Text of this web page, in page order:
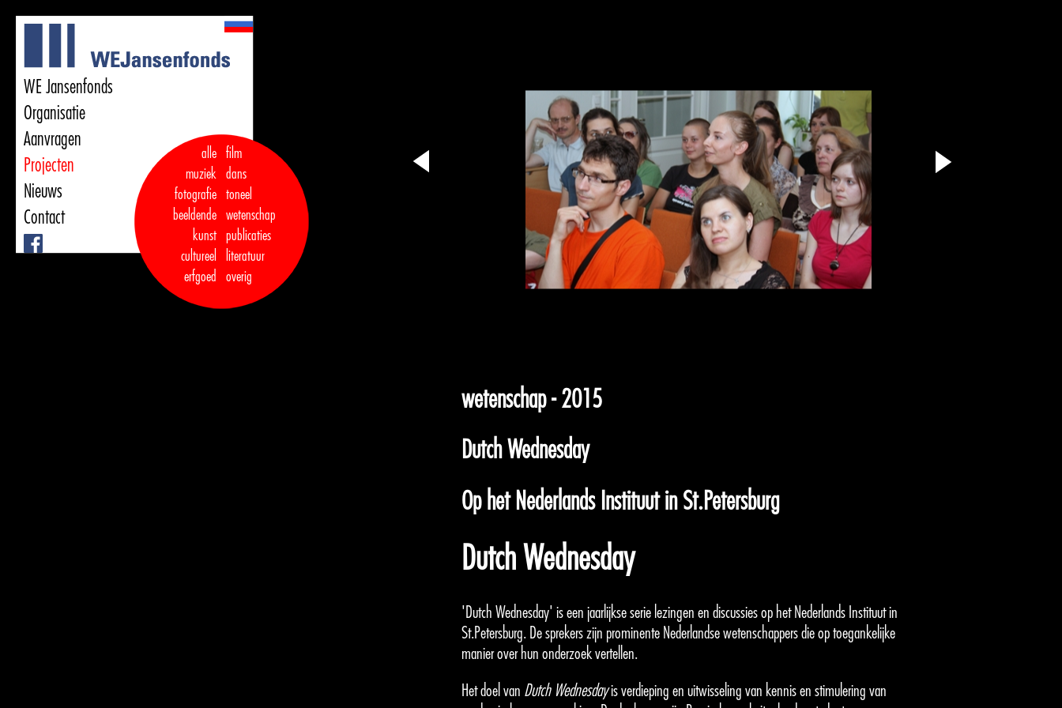
WE Jansenfonds
Organisatie
Aanvragen
Projecten
Nieuws
Contact
alle
muziek
fotografie
beeldende
kunst
cultureel
erfgoed
film
dans
toneel
wetenschap
publicaties
literatuur
overig
wetenschap - 2015
Dutch Wednesday
Op het Nederlands Instituut in St.Petersburg
Dutch Wednesday
'Dutch Wednesday' is een jaarlijkse serie lezingen en discussies op het Nederlands Instituut in
St.Petersburg. De sprekers zijn prominente Nederlandse wetenschappers die op toegankelijke
manier over hun onderzoek vertellen.
Het doel van Dutch Wednesdayis verdieping en uitwisseling van kennis en stimulering van